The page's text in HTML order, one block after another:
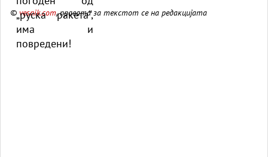
© vesnik.com, правата за текстот се на редакцијата